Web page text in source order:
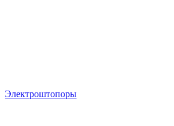
Электроштопоры